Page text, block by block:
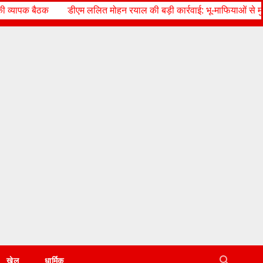
मोहन रयाल की बड़ी कार्रवाई: भू-माफियाओं से मुक्त कराई 25 नाली जमीन,
खेल धार्मिक